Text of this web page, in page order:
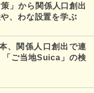
」から関係人口創出
、わな設置を学ぶ
、関係人口創出で連
「ご当地Suica」の検